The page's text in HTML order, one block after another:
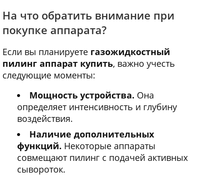
На что обратить внимание при
покупке аппарата?
Если вы планируете газожидкостный
пилинг аппарат купить, важно учесть
следующие моменты:
Мощность устройства. Она
определяет интенсивность и глубину
воздействия.
Наличие дополнительных
функций. Некоторые аппараты
совмещают пилинг с подачей активных
сывороток.